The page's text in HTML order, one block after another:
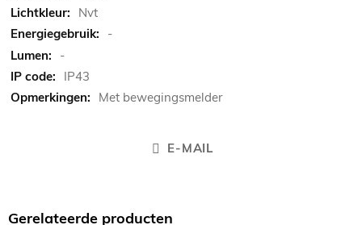
Nvt
-
-
IP43
Met bewegingsmelder
E-MAIL
Gerelateerde producten